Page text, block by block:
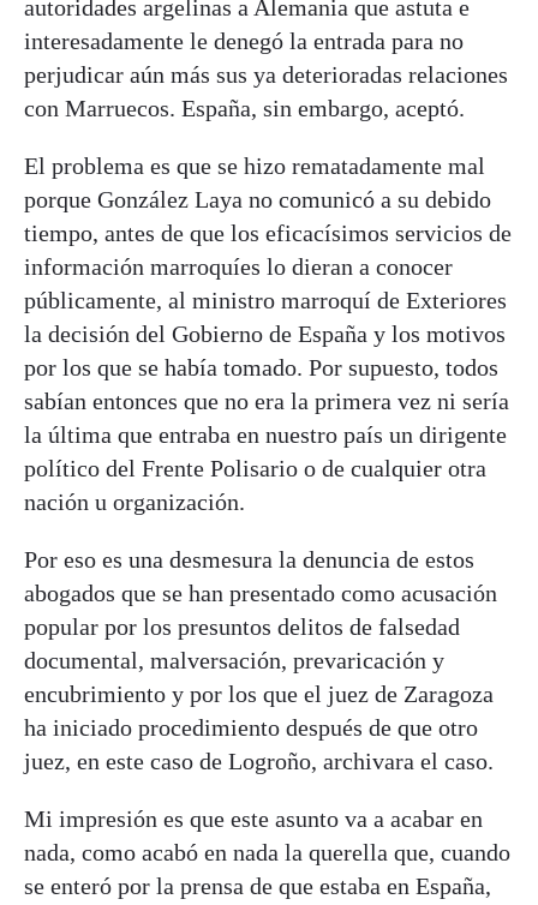
autoridades argelinas a Alemania que astuta e
interesadamente le denegó la entrada para no
perjudicar aún más sus ya deterioradas relaciones
con Marruecos. España, sin embargo, aceptó.
El problema es que se hizo rematadamente mal
porque González Laya no comunicó a su debido
tiempo, antes de que los eficacísimos servicios de
información marroquíes lo dieran a conocer
públicamente, al ministro marroquí de Exteriores
la decisión del Gobierno de España y los motivos
por los que se había tomado. Por supuesto, todos
sabían entonces que no era la primera vez ni sería
la última que entraba en nuestro país un dirigente
político del Frente Polisario o de cualquier otra
nación u organización.
Por eso es una desmesura la denuncia de estos
abogados que se han presentado como acusación
popular por los presuntos delitos de falsedad
documental, malversación, prevaricación y
encubrimiento y por los que el juez de Zaragoza
ha iniciado procedimiento después de que otro
juez, en este caso de Logroño, archivara el caso.
Mi impresión es que este asunto va a acabar en
nada, como acabó en nada la querella que, cuando
se enteró por la prensa de que estaba en España,